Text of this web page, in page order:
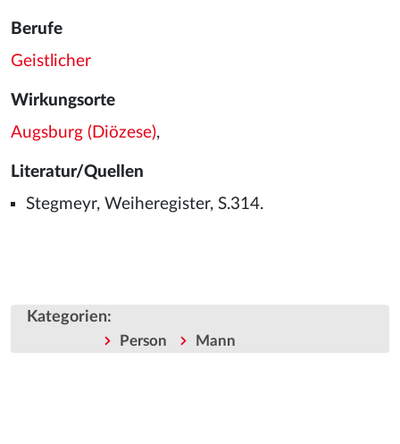
Berufe
Geistlicher
Wirkungsorte
Augsburg (Diözese),
Literatur/Quellen
Stegmeyr, Weiheregister, S.314.
Kategorien:
Person Mann